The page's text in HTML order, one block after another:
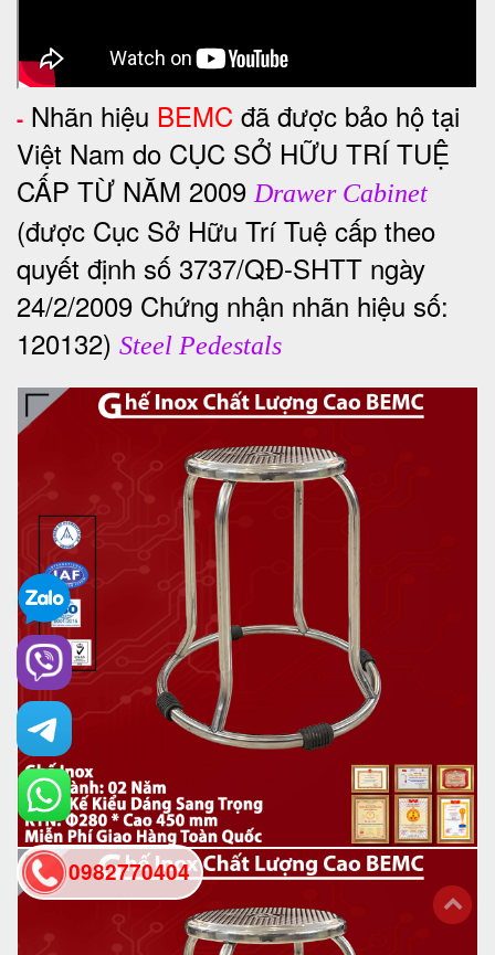
- Nhãn hiệu BEMC đã được bảo hộ tại
Việt Nam do CỤC SỞ HỮU TRÍ TUỆ
CẤP TỪ NĂM 2009Drawer Cabinet
(được Cục Sở Hữu Trí Tuệ cấp theo
quyết định số 3737/QĐ-SHTT ngày
24/2/2009 Chứng nhận nhãn hiệu số:
120132) Steel Pedestals
0982770404